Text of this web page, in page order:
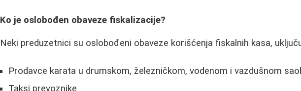
Ko je oslobođen obaveze fiskalizacije?
Neki preduzetnici su oslobođeni obaveze korišćenja fiskalnih kasa,
Prodavce karata u drumskom, železničkom, vodenom i vazdušnom
Taksi prevoznike